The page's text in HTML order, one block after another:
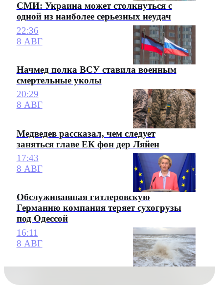
СМИ: Украина может столкнуться с
одной из наиболее серьезных неудач
22:36
8 АВГ
Начмед полка ВСУ ставила военным
смертельные уколы
20:29
8 АВГ
Медведев рассказал, чем следует
заняться главе ЕК фон дер Ляйен
17:43
8 АВГ
Обслуживавшая гитлеровскую
Германию компания теряет сухогрузы
под Одессой
16:11
8 АВГ